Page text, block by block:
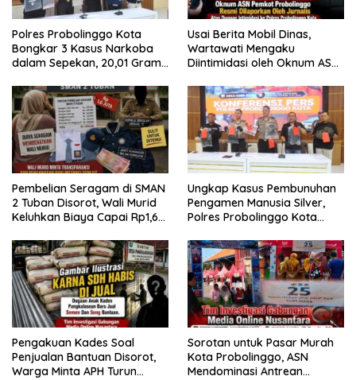
Polres Probolinggo Kota
Bongkar 3 Kasus Narkoba
dalam Sepekan, 20,01 Gram
Usai Berita Mobil Dinas,
Wartawati Mengaku
Diintimidasi oleh Oknum ASN
Tempuh Jalur Hukum
Pembelian Seragam di SMAN
2 Tuban Disorot, Wali Murid
Keluhkan Biaya Capai Rp1,6
Ungkap Kasus Pembunuhan
Pengamen Manusia Silver,
Polres Probolinggo Kota
Pengakuan Kades Soal
Penjualan Bantuan Disorot,
Warga Minta APH Turun
Sorotan untuk Pasar Murah
Kota Probolinggo, ASN
Mendominasi Antrean